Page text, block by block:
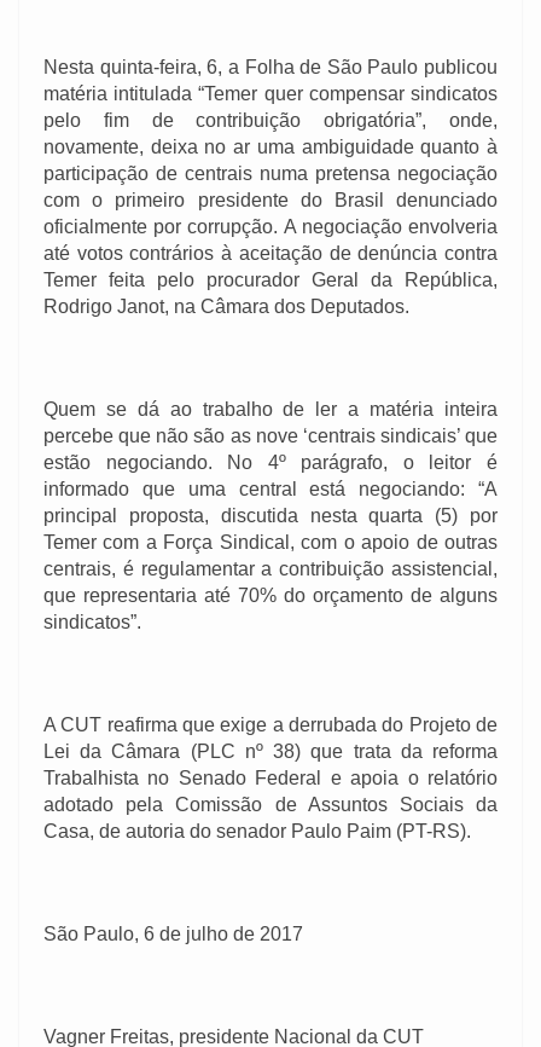
Nesta quinta-feira, 6, a Folha de São Paulo publicou
matéria intitulada “Temer quer compensar sindicatos
pelo fim de contribuição obrigatória”, onde,
novamente, deixa no ar uma ambiguidade quanto à
participação de centrais numa pretensa negociação
com o primeiro presidente do Brasil denunciado
oficialmente por corrupção. A negociação envolveria
até votos contrários à aceitação de denúncia contra
Temer feita pelo procurador Geral da República,
Rodrigo Janot, na Câmara dos Deputados.
Quem se dá ao trabalho de ler a matéria inteira
percebe que não são as nove ‘centrais sindicais’ que
estão negociando. No 4º parágrafo, o leitor é
informado que uma central está negociando: “A
principal proposta, discutida nesta quarta (5) por
Temer com a Força Sindical, com o apoio de outras
centrais, é regulamentar a contribuição assistencial,
que representaria até 70% do orçamento de alguns
sindicatos”.
A CUT reafirma que exige a derrubada do Projeto de
Lei da Câmara (PLC nº 38) que trata da reforma
Trabalhista no Senado Federal e apoia o relatório
adotado pela Comissão de Assuntos Sociais da
Casa, de autoria do senador Paulo Paim (PT-RS).
São Paulo, 6 de julho de 2017
Vagner Freitas, presidente Nacional da CUT